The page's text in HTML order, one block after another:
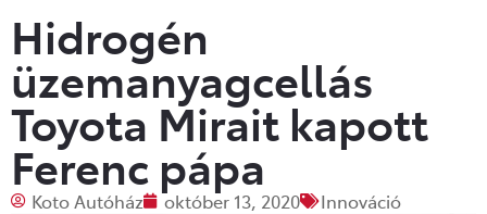
Hidrogén
üzemanyagcellás
Toyota Mirait kapott
Ferenc pápa
Koto Autóház október 13, 2020 Innováció